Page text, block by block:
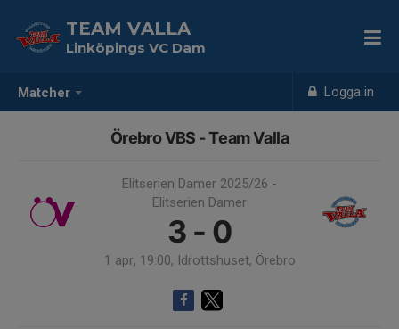
Matcher Logga in
TEAM VALLA
Linköpings VC Dam
Örebro VBS - Team Valla
Elitserien Damer 2025/26 -
Elitserien Damer
3 - 0
1 apr, 19:00, Idrottshuset, Örebro